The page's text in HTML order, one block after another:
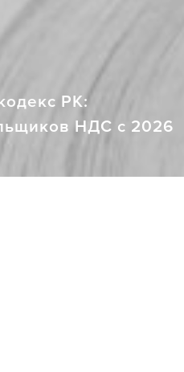
РК:
НДС с 2026